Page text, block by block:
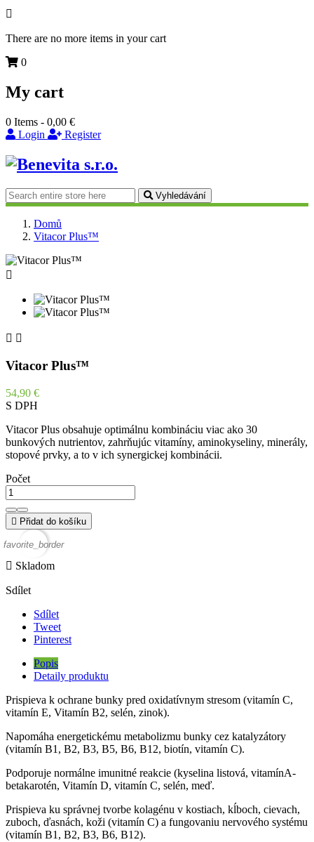

There are no more items in your cart
0
My cart
0 Items - 0,00 €
Login
Register
Vyhledávání
Domů
Vitacor Plus™

 
Vitacor Plus™
54,90 €
S DPH
Vitacor Plus obsahuje optimálnu kombináciu viac ako 30
bunkových nutrientov, zahrňujúc vitamíny, aminokyseliny, minerály,
stopové prvky, a to v ich synergickej kombinácii.
Počet
 Přidat do košíku
favorite_border
 Skladom
Sdílet
Sdílet
Tweet
Pinterest
Popis
Detaily produktu
Prispieva k ochrane bunky pred oxidatívnym stresom (vitamín C,
vitamín E, Vitamín B2, selén, zinok).
Napomáha energetickému metabolizmu bunky cez katalyzátory
(vitamín B1, B2, B3, B5, B6, B12, biotín, vitamín C).
Podporuje normálne imunitné reakcie (kyselina listová, vitamínA-
betakarotén, Vitamín D, vitamín C, selén, meď.
Prispieva ku správnej tvorbe kolagénu v kostiach, kĺboch, cievach,
zuboch, ďasnách, koži (vitamín C) a fungovaniu nervového systému
(vitamín B1, B2, B3, B6, B12).